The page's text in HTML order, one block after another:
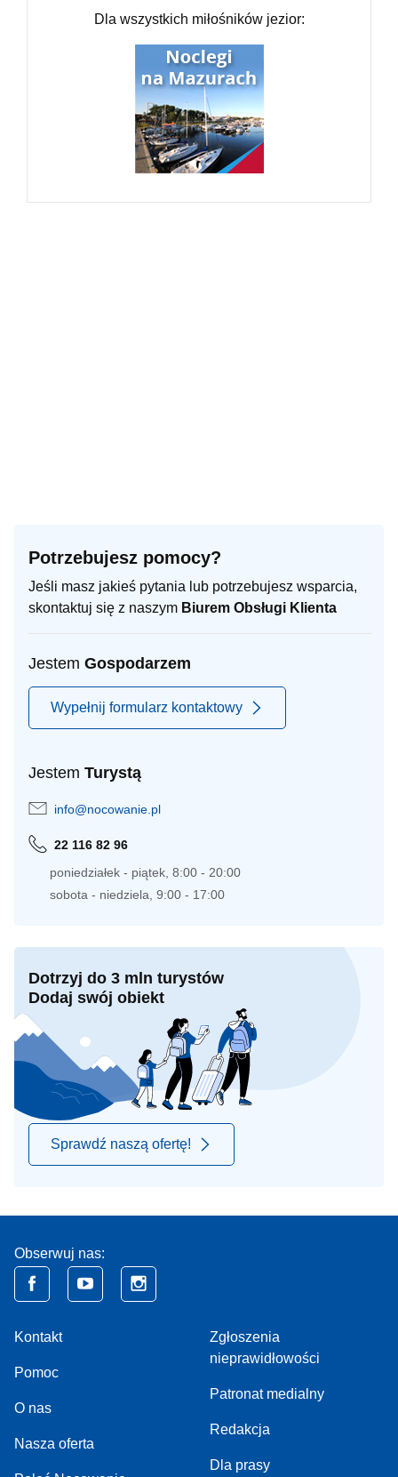
Dla wszystkich miłośników jezior:
Potrzebujesz pomocy?
Jeśli masz jakieś pytania lub potrzebujesz wsparcia,
skontaktuj się z naszym Biurem Obsługi Klienta
Jestem Gospodarzem
Wypełnij formularz kontaktowy
Jestem Turystą
info@nocowanie.pl
22 116 82 96
poniedziałek - piątek, 8:00 - 20:00
sobota - niedziela, 9:00 - 17:00
Dotrzyj do 3 mln turystów
Dodaj swój obiekt
Sprawdź naszą ofertę!
Obserwuj nas:
Kontakt
Pomoc
O nas
Nasza oferta
Zgłoszenia
nieprawidłowości
Patronat medialny
Redakcja
Dla prasy